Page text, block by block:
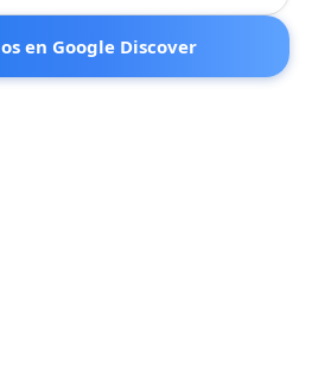
en Google Discover